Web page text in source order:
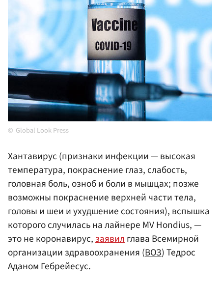
Global Look Press
Хантавирус (признаки инфекции — высокая
температура, покраснение глаз, слабость,
головная боль, озноб и боли в мышцах; позже
возможны покраснение верхней части тела,
головы и шеи и ухудшение состояния), вспышка
которого случилась на лайнере MV Hondius, —
это не коронавирус,заявилглава Всемирной
организации здравоохранения (ВОЗ) Тедрос
Аданом Гебрейесус.